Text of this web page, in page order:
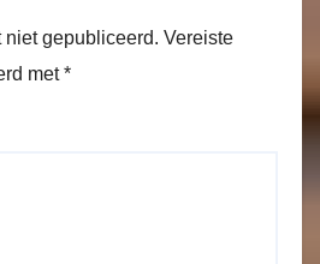
gepubliceerd. Vereiste
met*